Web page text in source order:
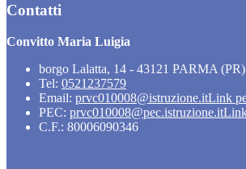
Contatti
Convitto Maria Luigia
borgo Lalatta, 14 - 43121 PARMA (PR)
Tel: 0521237579
Email: prvc010008@istruzione.itLink
PEC: prvc010008@pec.istruzione.it
C.F.: 80006090346